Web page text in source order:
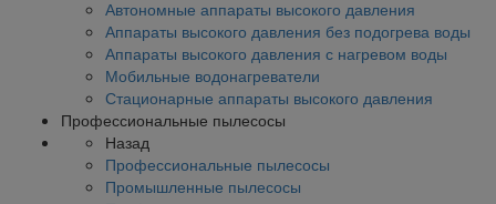
Автономные аппараты высокого давления
Аппараты высокого давления без подогрева воды
Аппараты высокого давления с нагревом воды
Мобильные водонагреватели
Стационарные аппараты высокого давления
Профессиональные пылесосы
Назад
Профессиональные пылесосы
Промышленные пылесосы